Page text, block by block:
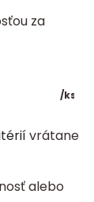
/ks
za
vrátane
alebo